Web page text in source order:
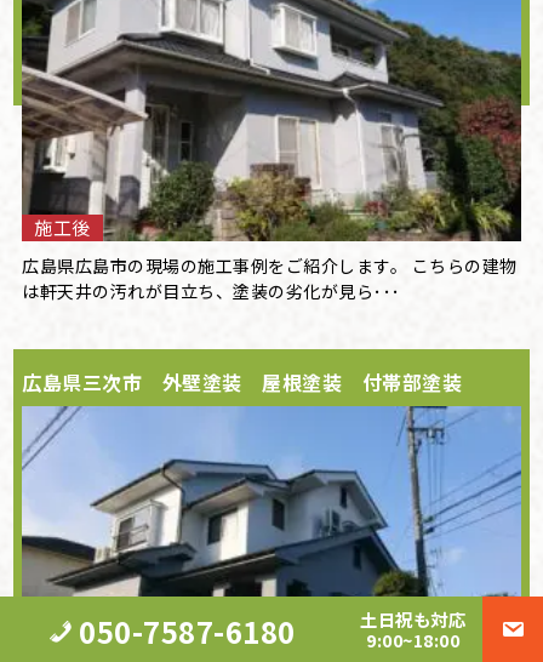
施工後
広島県広島市の現場の施工事例をご紹介します。 こちらの建物
は軒天井の汚れが目立ち、塗装の劣化が見ら･･･
広島県三次市 外壁塗装 屋根塗装 付帯部塗装
050-7587-6180
土日祝も対応
9:00~18:00